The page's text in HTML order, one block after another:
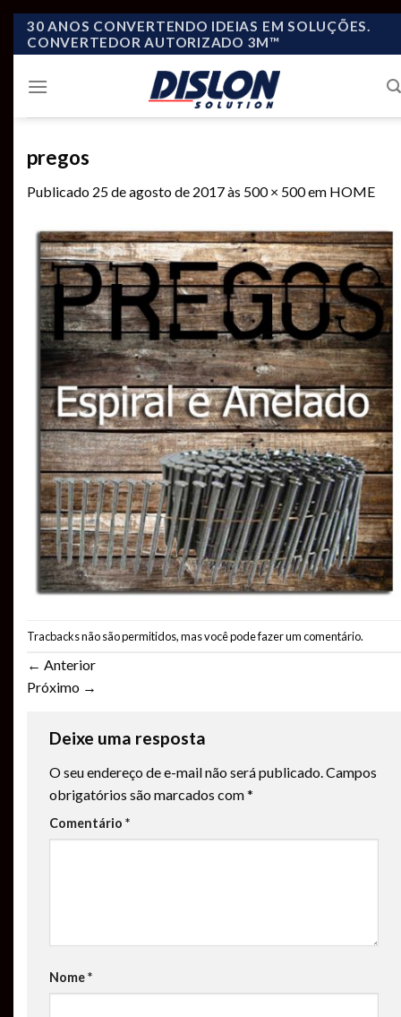
Skip
30 ANOS CONVERTENDO IDEIAS EM SOLUÇÕES.
CONVERTEDOR AUTORIZADO 3M™
pregos
Publicado 25 de agosto de 2017às 500 × 500em HOME
Tracbacks não são permitidos, mas você podefazer um comentário.
← Anterior
Próximo →
Deixe uma resposta
O seu endereço de e-mail não será publicado.Campos
obrigatórios são marcados com*
Comentário *
Nome*